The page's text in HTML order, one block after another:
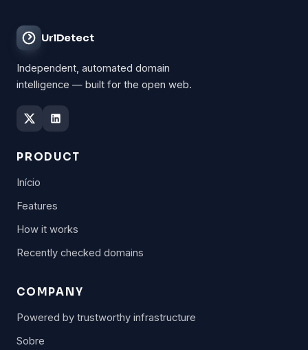
UrlDetect
Independent, automated domain
intelligence — built for the open web.
PRODUCT
Início
Features
How it works
Recently checked domains
COMPANY
Powered by trustworthy infrastructure
Sobre